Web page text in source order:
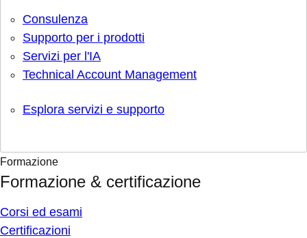
Consulenza
Supporto per i prodotti
Servizi per l'IA
Technical Account Management
Esplora servizi e supporto
Formazione
Formazione & certificazione
Corsi ed esami
Certificazioni